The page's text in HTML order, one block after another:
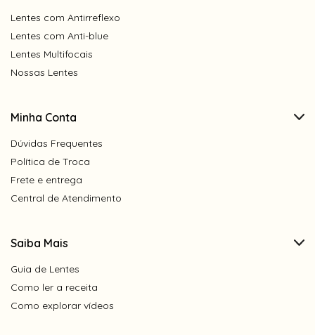
Lentes com Antirreflexo
Lentes com Anti-blue
Lentes Multifocais
Nossas Lentes
Minha Conta
Dúvidas Frequentes
Política de Troca
Frete e entrega
Central de Atendimento
Saiba Mais
Guia de Lentes
Como ler a receita
Como explorar vídeos